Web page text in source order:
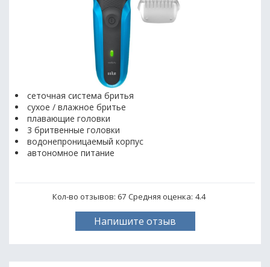
сеточная система бритья
сухое / влажное бритье
плавающие головки
3 бритвенные головки
водонепроницаемый корпус
автономное питание
Кол-во отзывов: 67 Средняя оценка: 4.4
Напишите отзыв